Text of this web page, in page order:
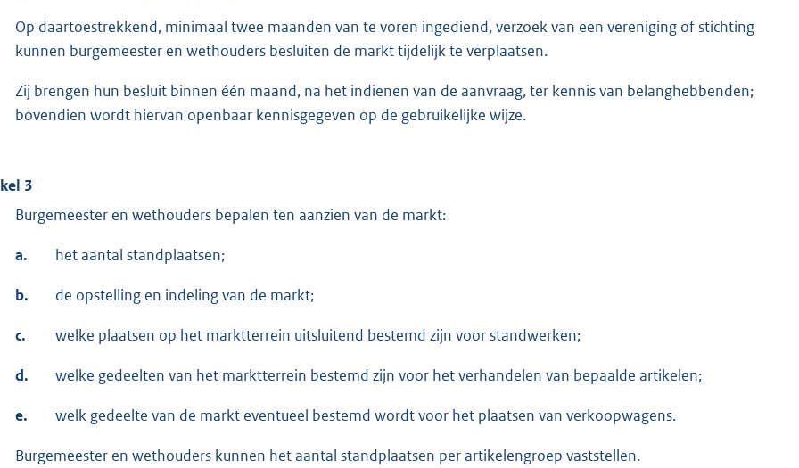
Op daartoestrekkend, minimaal twee maanden van te voren ingediend, verzoek van een vereniging of stichting
kunnen burgemeester en wethouders besluiten de markt tijdelijk te verplaatsen.
Zij brengen hun besluit binnen één maand, na het indienen van de aanvraag, ter kennis van belanghebbenden;
bovendien wordt hiervan openbaar kennisgegeven op de gebruikelijke wijze.
3
Burgemeester en wethouders bepalen ten aanzien van de markt:
a. het aantal standplaatsen;
b. de opstelling en indeling van de markt;
c. welke plaatsen op het marktterrein uitsluitend bestemd zijn voor standwerken;
d. welke gedeelten van het marktterrein bestemd zijn voor het verhandelen van bepaalde artikelen;
e. welk gedeelte van de markt eventueel bestemd wordt voor het plaatsen van verkoopwagens.
Burgemeester en wethouders kunnen het aantal standplaatsen per artikelengroep vaststellen.